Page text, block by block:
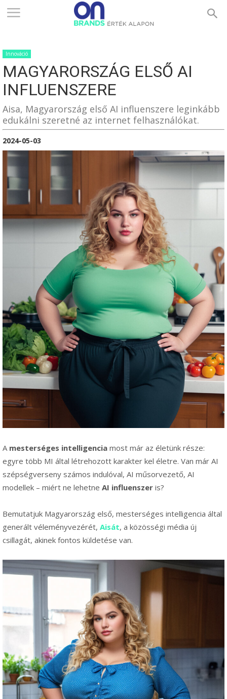
ONBRANDS
–
ALAPON
Innováció
MAGYARORSZÁG ELSŐ AI
INFLUENSZERE
Aisa, Magyarország első AI influenszere leginkább
edukálni szeretné az internet felhasználókat.
2024-05-03
A mesterséges intelligencia most már az életünk része:
egyre több MI által létrehozott karakter kel életre. Van már AI
szépségverseny számos indulóval, AI műsorvezető, AI
modellek – miért ne lehetne AI influenszer is?
Bemutatjuk Magyarország első, mesterséges intelligencia által
generált véleményvezérét, Aisát, a közösségi média új
csillagát, akinek fontos küldetése van.